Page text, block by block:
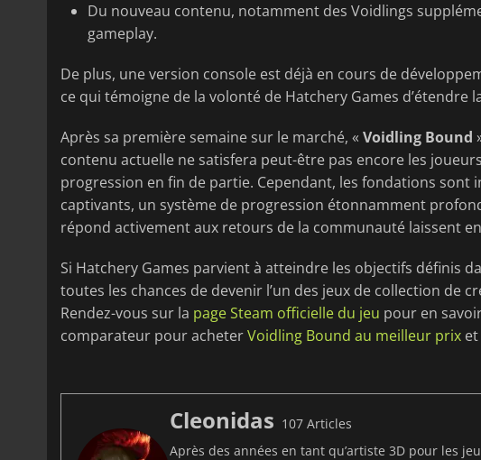
Du nouveau contenu, notamment des Voidlings
gameplay.
De plus, une version console est déjà en cours de
ce qui témoigne de la volonté de Hatchery Games d’étendre
Après sa première semaine sur le marché, « Voidling Bound
contenu actuelle ne satisfera peut-être pas encore les
progression en fin de partie. Cependant, les fondations sont
captivants, un système de progression étonnamment
répond activement aux retours de la communauté laissent
Si Hatchery Games parvient à atteindre les objectifs définis
toutes les chances de devenir l’un des jeux de collection de
Rendez-vous sur la page Steam officielle du jeu pour en
comparateur pour acheterVoidling Bound au meilleur prix
Cleonidas 107 Articles
Après des années en tant qu’artiste 3D pour les